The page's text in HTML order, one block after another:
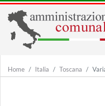
Home Italia Toscana